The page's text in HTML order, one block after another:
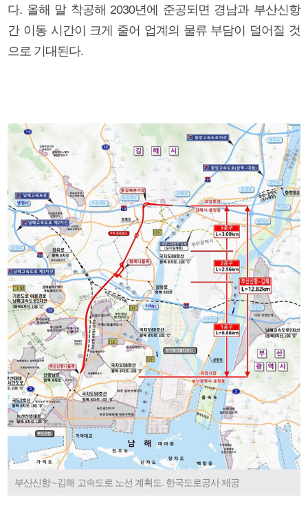
다. 올해 말 착공해 2030년에 준공되면 경남과 부산신항
간 이동 시간이 크게 줄어 업계의 물류 부담이 덜어질 것
으로 기대된다.
부산신항∼김해 고속도로 노선 계획도. 한국도로공사 제공